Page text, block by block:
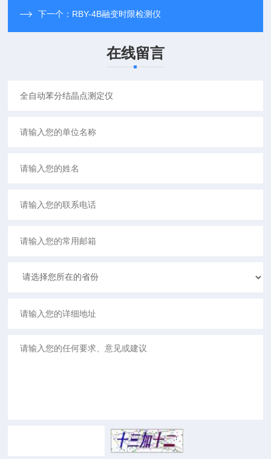
下一个： RBY-4B融变时限检测仪
在线留言